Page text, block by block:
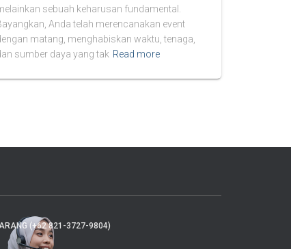
sebuah keharusan fundamental.
Anda telah merencanakan event
matang, menghabiskan waktu, tenaga,
sumber daya yang tak Read more
(+62 821-3727-9804)